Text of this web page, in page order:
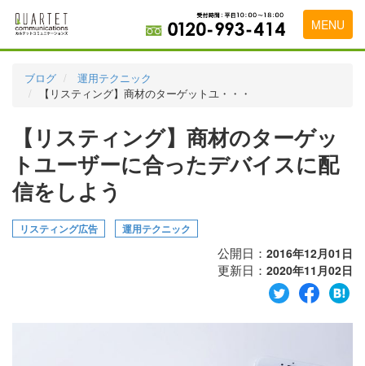
MENU
料金表
実績・お客様の声
初めて導入をお考えの方
代理店の乗り換えをお考えの方
広告代理店・HP制作会社様へ
ブログ
運用テクニック
【リスティング】商材のターゲットユ・・・
【リスティング】商材のターゲッ
トユーザーに合ったデバイスに配
信をしよう
リスティング広告 運用テクニック
公開日： 2016年12月01日
更新日： 2020年11月02日